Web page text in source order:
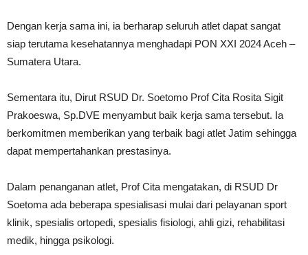
Dengan kerja sama ini, ia berharap seluruh atlet dapat sangat
siap terutama kesehatannya menghadapi PON XXI 2024 Aceh –
Sumatera Utara.
Sementara itu, Dirut RSUD Dr. Soetomo Prof Cita Rosita Sigit
Prakoeswa, Sp.DVE menyambut baik kerja sama tersebut. Ia
berkomitmen memberikan yang terbaik bagi atlet Jatim sehingga
dapat mempertahankan prestasinya.
Dalam penanganan atlet, Prof Cita mengatakan, di RSUD Dr
Soetoma ada beberapa spesialisasi mulai dari pelayanan sport
klinik, spesialis ortopedi, spesialis fisiologi, ahli gizi, rehabilitasi
medik, hingga psikologi.